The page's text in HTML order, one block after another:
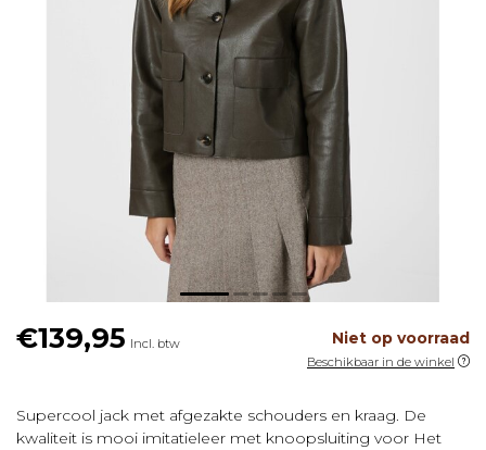
€139,95 Incl. btw Niet op voorraad
Beschikbaar in de winkel
Supercool jack met afgezakte schouders en kraag. De
kwaliteit is mooi imitatieleer met knoopsluiting voor Het